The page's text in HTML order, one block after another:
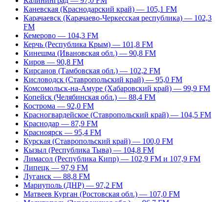
Каневская (Краснодарский край) — 105,1 FM
Карачаевск (Карачаево-Черкесская республика) — 102,3
FM
Кемерово — 104,3 FM
Керчь (Республика Крым) — 101,8 FM
Кинешма (Ивановская обл.) — 90,8 FM
Киров — 90,8 FM
Кирсанов (Тамбовская обл.) — 102,2 FM
Кисловодск (Ставропольский край) — 95,0 FM
Комсомольск-на-Амуре (Хабаровский край) — 99,9 FM
Копейск (Челябинская обл.) — 88,4 FM
Кострома — 92,0 FM
Красногвардейское (Ставропольский край) — 104,5 FM
Краснодар — 87,9 FM
Красноярск — 95,4 FM
Курская (Ставропольский край) — 100,0 FM
Кызыл (Республика Тыва) — 104,8 FM
Лимасол (Республика Кипр) — 102,9 FM и 107,9 FM
Липецк — 97,9 FM
Луганск — 88,8 FM
Мариуполь (ДНР) — 97,2 FM
Матвеев Курган (Ростовская обл.) — 107,0 FM